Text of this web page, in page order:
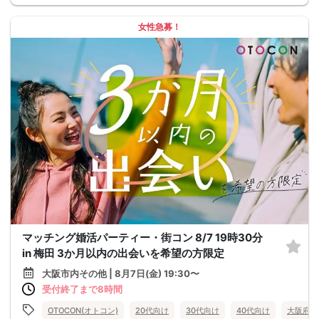
女性急募！
マッチング婚活パーティー・街コン 8/7 19時30分
in 梅田 3か月以内の出会いを希望の方限定
大阪市内その他 | 8月7日(金) 19:30〜
受付終了まで8時間
OTOCON(オトコン) 20代向け 30代向け 40代向け 大阪府